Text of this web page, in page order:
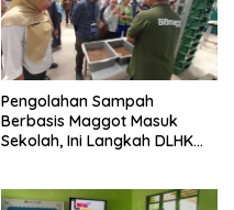
Pengolahan Sampah
Berbasis Maggot Masuk
Sekolah, Ini Langkah DLHK